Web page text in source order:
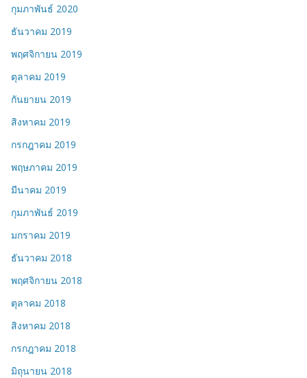
กุมภาพันธ์ 2020
ธันวาคม 2019
พฤศจิกายน 2019
ตุลาคม 2019
กันยายน 2019
สิงหาคม 2019
กรกฎาคม 2019
พฤษภาคม 2019
มีนาคม 2019
กุมภาพันธ์ 2019
มกราคม 2019
ธันวาคม 2018
พฤศจิกายน 2018
ตุลาคม 2018
สิงหาคม 2018
กรกฎาคม 2018
มิถุนายน 2018